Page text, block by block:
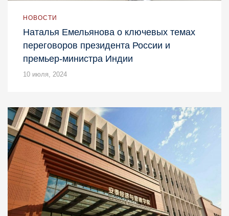
НОВОСТИ
Наталья Емельянова о ключевых темах
переговоров президента России и
премьер-министра Индии
10 июля, 2024